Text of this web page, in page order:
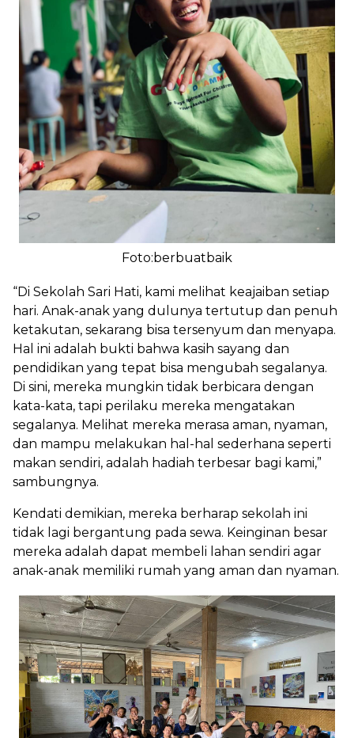
Foto:berbuatbaik
“Di Sekolah Sari Hati, kami melihat keajaiban setiap
hari. Anak-anak yang dulunya tertutup dan penuh
ketakutan, sekarang bisa tersenyum dan menyapa.
Hal ini adalah bukti bahwa kasih sayang dan
pendidikan yang tepat bisa mengubah segalanya.
Di sini, mereka mungkin tidak berbicara dengan
kata-kata, tapi perilaku mereka mengatakan
segalanya. Melihat mereka merasa aman, nyaman,
dan mampu melakukan hal-hal sederhana seperti
makan sendiri, adalah hadiah terbesar bagi kami,”
sambungnya.
Kendati demikian, mereka berharap sekolah ini
tidak lagi bergantung pada sewa. Keinginan besar
mereka adalah dapat membeli lahan sendiri agar
anak-anak memiliki rumah yang aman dan nyaman.